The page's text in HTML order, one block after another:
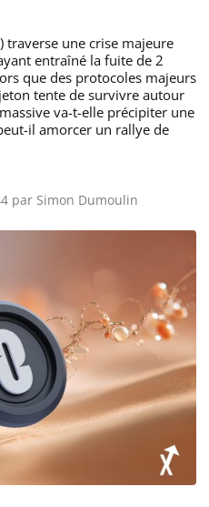
traverse une crise majeure
entraîné la fuite de 2
que des protocoles majeurs
tente de survivre autour
va-t-elle précipiter une
il amorcer un rallye de
par Simon Dumoulin